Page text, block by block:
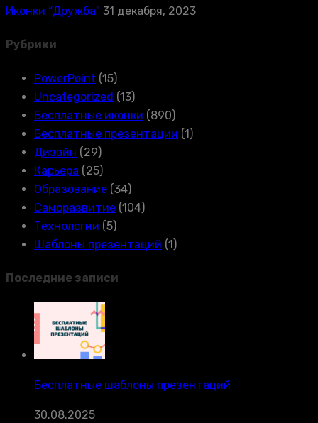
Иконки “Дружба” 31 декабря, 2023
Рубрики
PowerPoint (15)
Uncategorized (13)
Бесплатные иконки (890)
Бесплатные презентации (1)
Дизайн (29)
Карьера (25)
Образование (34)
Саморазвитие (104)
Технологии (5)
Шаблоны презентаций (1)
Последние записи
Бесплатные шаблоны презентаций
30.08.2025